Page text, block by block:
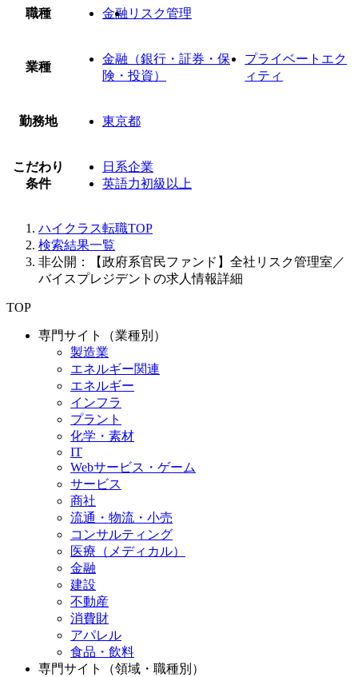
職種 金融 リスク管理
業種
金融（銀行・証券・保
険・投資）
プライベートエク
ィティ
勤務地 東京都
こだわり
条件
日系企業
英語力初級以上
ハイクラス転職TOP
検索結果一覧
非公開：【政府系官民ファンド】全社リスク管理室／
バイスプレジデントの求人情報詳細
TOP
専門サイト（業種別）
製造業
エネルギー関連
エネルギー
インフラ
プラント
化学・素材
IT
Webサービス・ゲーム
サービス
商社
流通・物流・小売
コンサルティング
医療（メディカル）
金融
建設
不動産
消費財
アパレル
食品・飲料
専門サイト（領域・職種別）